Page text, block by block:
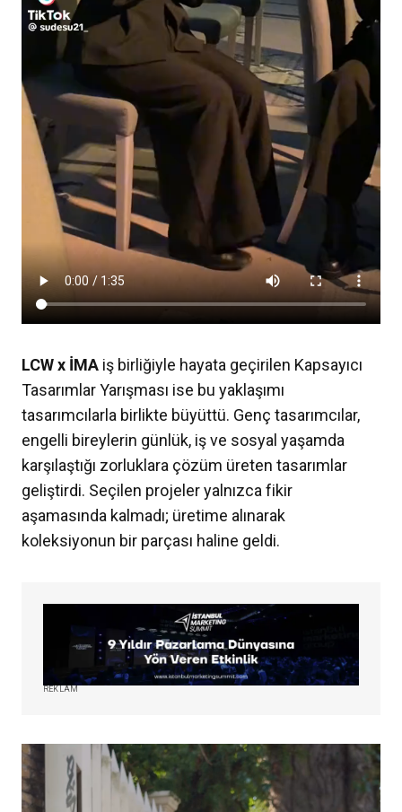
LCW x İMA iş birliğiyle hayata geçirilen Kapsayıcı
Tasarımlar Yarışması ise bu yaklaşımı
tasarımcılarla birlikte büyüttü. Genç tasarımcılar,
engelli bireylerin günlük, iş ve sosyal yaşamda
karşılaştığı zorluklara çözüm üreten tasarımlar
geliştirdi. Seçilen projeler yalnızca fikir
aşamasında kalmadı; üretime alınarak
koleksiyonun bir parçası haline geldi.
REKLAM